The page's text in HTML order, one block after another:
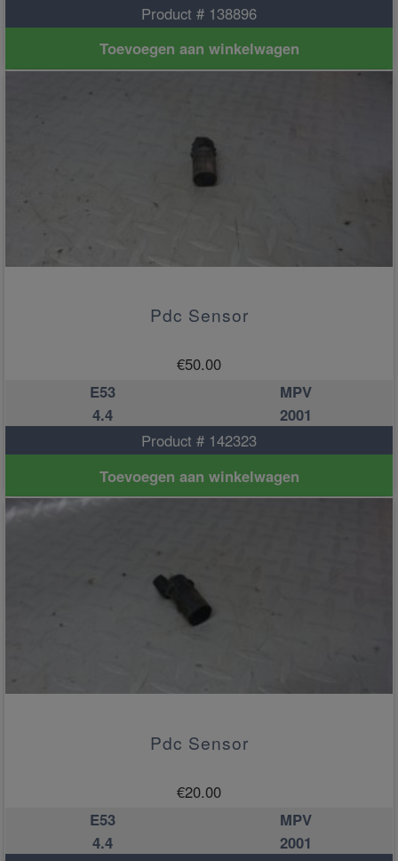
Product # 138896
Toevoegen aan winkelwagen
Pdc Sensor
€50.00
E53
MPV
4.4
2001
Product # 142323
Toevoegen aan winkelwagen
Pdc Sensor
€20.00
E53
MPV
4.4
2001